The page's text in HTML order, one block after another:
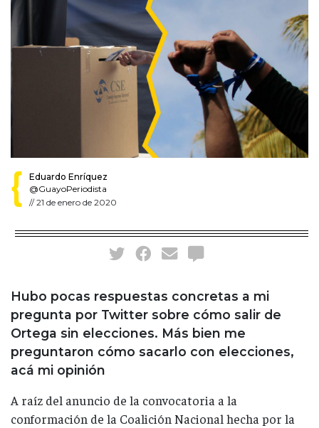
Eduardo Enríquez
@GuayoPeriodista
//21 de enero de 2020
Hubo pocas respuestas concretas a mi
pregunta por Twitter sobre cómo salir de
Ortega sin elecciones. Más bien me
preguntaron cómo sacarlo con elecciones,
acá mi opinión
A raíz del anuncio de la convocatoria a la
conformación de la Coalición Nacional hecha por la